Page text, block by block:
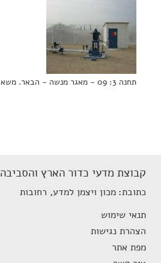
תחנה 3: 09 - מאגר מנשה - הבאר. משאבות.
קבוצת מדעי כדור הארץ והסביבה
כתובת מכון ויצמן למדע, רחובות
תנאי שימוש
הצהרת נגישות
מפת אתר